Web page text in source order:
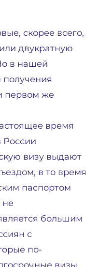
скорее всего,
двукратную
в нашей
первом же
время
России
визу выдают
в то время
паспортом
не
большим
с
по-